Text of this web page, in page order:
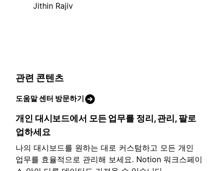
Jithin Rajiv
관련 콘텐츠
도움말 센터 방문하기
개인 대시보드에서 모든 업무를 정리, 관리, 팔로
업하세요
나의 대시보드를 원하는 대로 커스텀하고 모든 개인
업무를 효율적으로 관리해 보세요. Notion 워크스페이